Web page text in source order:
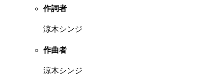
作詞者
涼木シンジ
作曲者
涼木シンジ